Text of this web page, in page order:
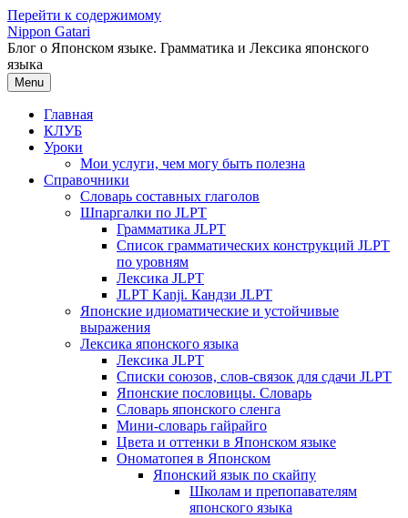
Перейти к содержимому
Nippon Gatari
Блог о Японском языке. Грамматика и Лексика японского
языка
Menu
Главная
КЛУБ
Уроки
Мои услуги, чем могу быть полезна
Справочники
Словарь составных глаголов
Шпаргалки по JLPT
Грамматика JLPT
Список грамматических конструкций JLPT
по уровням
Лексика JLPT
JLPT Kanji. Кандзи JLPT
Японские идиоматические и устойчивые
выражения
Лексика японского языка
Лексика JLPT
Списки союзов, слов-связок для сдачи JLPT
Японские пословицы. Словарь
Словарь японского сленга
Мини-словарь гайрайго
Цвета и оттенки в Японском языке
Ономатопея в Японском
Японский язык по скайпу
Школам и препопавателям
японского языка